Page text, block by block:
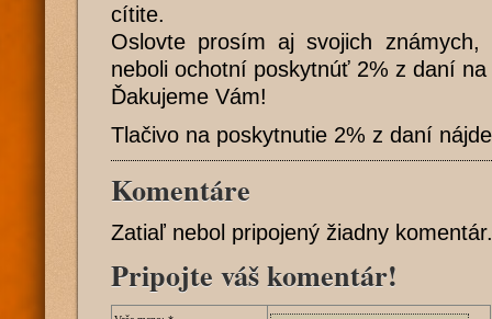
cítite.
Oslovte prosím aj svojich
neboli ochotní poskytnúť 2% z daní
Ďakujeme Vám!
Tlačivo na poskytnutie 2% z daní
Komentáre
Zatiaľ nebol pripojený žiadny
Pripojte váš komentár!